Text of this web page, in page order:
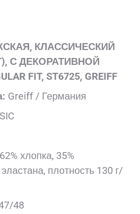
КЛАССИЧЕСКИЙ
С ДЕКОРАТИВНОЙ
FIT, ST6725, GREIFF
Greiff / Германия
62% хлопка, 35%
плотность 130 г/
48